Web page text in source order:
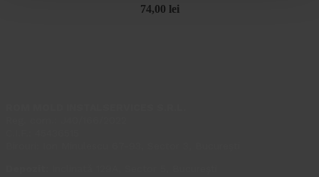
74,00 lei